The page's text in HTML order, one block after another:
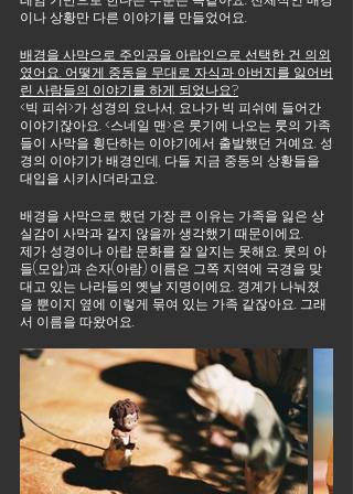
이나 상황만 다른 이야기를 만들었어요.
배경을 사막으로 주인공을 아랍인으로 선택한 건 의외
였어요. 어떻게 중동을 무대로 자식과 아버지를 잃어버
린 사람들의 이야기를 하게 되었나요?
<빅 피쉬>가 성경의 요나서, 요나가 빅 피쉬에 들어간
이야기잖아요. <스네일 맨>은 룻기에 나오는 룻의 가족
들이 사막을 횡단하는 이야기에서 출발했던 거예요. 성
경의 이야기가 배경인데, 다들 지금 중동의 상황들을
대입을 시키시더라고요.
배경을 사막으로 했던 가장 큰 이유는 가족을 잃은 상
실감이 사막과 같지 않을까 생각했기 때문이에요.
제가 성경이나 아랍 문화를 잘 알지는 못해요. 롯의 아
들(모압)과 손자(아람) 이름은 그쪽 지역에 국경을 맞
대고 있는 나라들의 옛날 지명이에요. 경계가 나눠졌
을 뿐이지 옆에 이렇게 묶여 있는 가족 같잖아요. 그래
서 이름을 따왔어요.